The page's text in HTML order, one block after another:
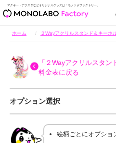
アクキー・アクスタなどオリジナルグッズは「モノラボファクトリー」
ホーム ２Wayアクリルスタンド＆キーホ
「２Wayアクリルスタン
料金表に戻る
オプション選択
絵柄ごとにオプショ